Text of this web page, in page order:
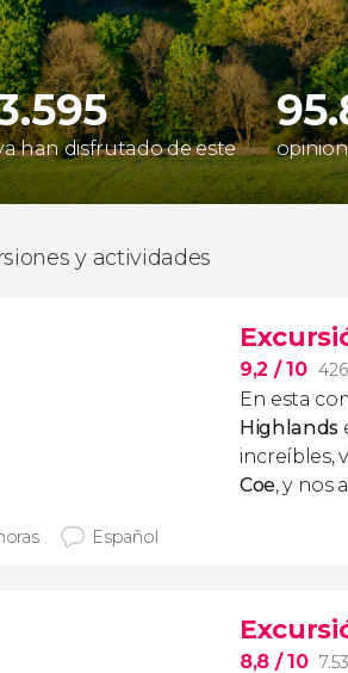
han disfrutado de este
y actividades
9,2 / 10
En esta
Highlands
increíbles,
Coe, y nos
Español
8,8 / 10